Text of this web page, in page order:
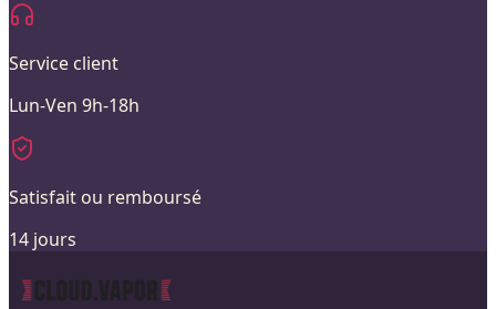
Service client
Lun-Ven 9h-18h
Satisfait ou remboursé
14 jours